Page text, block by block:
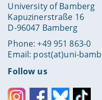
University of Bamberg
Kapuzinerstraße 16
D-96047 Bamberg
Phone: +49 951 863-0
Email: post(at)uni-
Follow us